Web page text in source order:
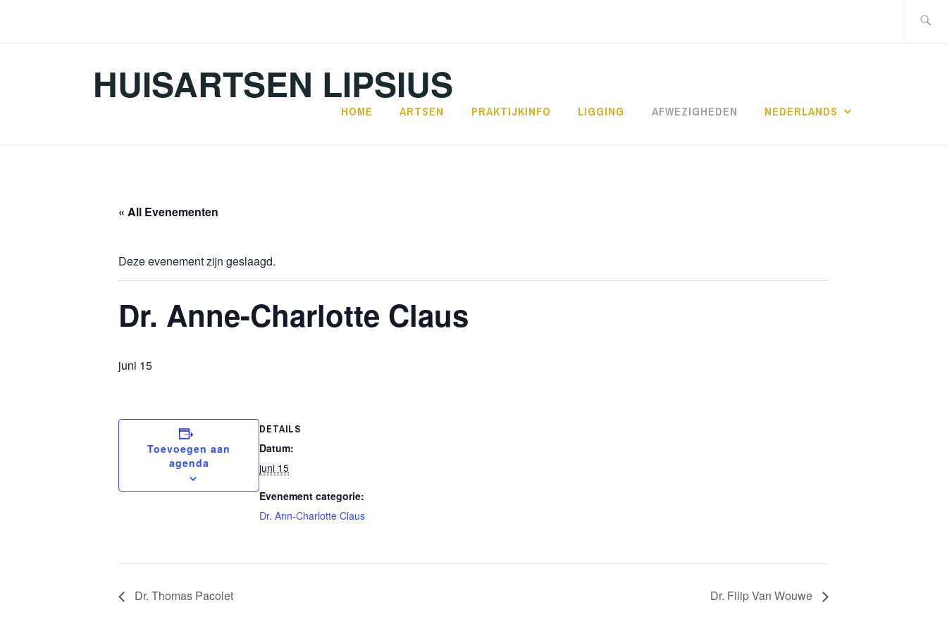
HUISARTSEN LIPSIUS
HOME ARTSEN PRAKTIJKINFO LIGGING AFWEZIGHEDEN NEDERLANDS
« All Evenementen
Deze evenement zijn geslaagd.
Dr. Anne-Charlotte Claus
juni 15
Toevoegen aan
agenda
DETAILS
Datum:
juni 15
Evenement categorie:
Dr. Ann-Charlotte Claus
Dr. Thomas Pacolet Dr. Filip Van Wouwe